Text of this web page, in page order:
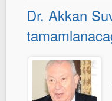
Dr. Akkan